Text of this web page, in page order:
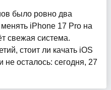
было ровно два
iPhone 17 Pro на
свежая система.
стоит ли качать iOS
не осталось: сегодня, 27